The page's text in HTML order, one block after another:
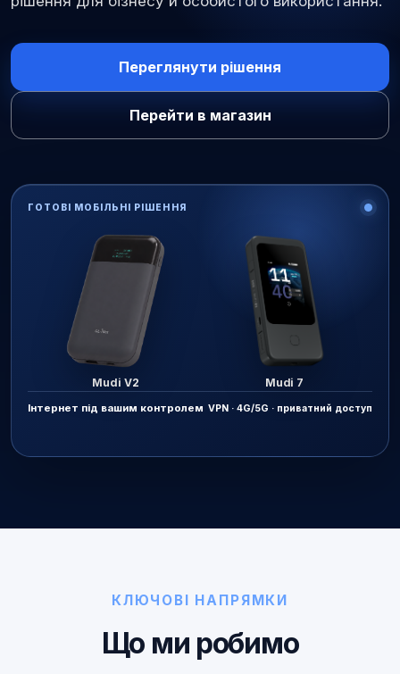
Переглянути рішення
Перейти в магазин
ГОТОВІ МОБІЛЬНІ РІШЕННЯ
Mudi V2 Mudi 7
Інтернет під вашим контролем VPN · 4G/5G · приватний доступ
КЛЮЧОВІ НАПРЯМКИ
Що ми робимо